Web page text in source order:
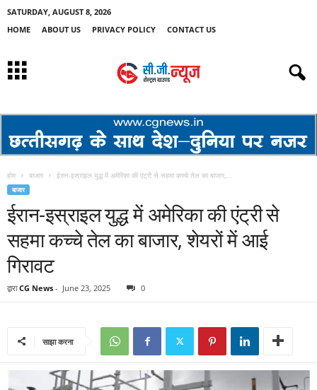
SATURDAY, AUGUST 8, 2026
HOME
ABOUT US PRIVACY POLICY CONTACT US
होम बाजार ईरान-इस्राइल युद्ध में अमेरिका की एंट्री से सहमा कच्चे तेल का बाजार,...
बाजार
ईरान-इस्राइल युद्ध में अमेरिका की एंट्री से
सहमा कच्चे तेल का बाजार, शेयरों में आई
गिरावट
द्वारा CG News - June 23, 2025 0
साझा करना